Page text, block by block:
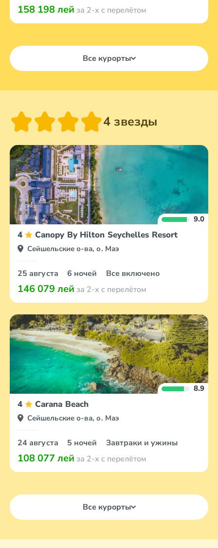
158 198 лей за 2-х с перелётом
Все курорты
4 звезды
9.0
4 Canopy By Hilton Seychelles Resort
Сейшельские о-ва, о. Маэ
25 августа 6 ночей Все включено
146 079 лей за 2-х с перелётом
8.9
4 Carana Beach
Сейшельские о-ва, о. Маэ
24 августа 5 ночей Завтраки и ужины
108 077 лей за 2-х с перелётом
Все курорты